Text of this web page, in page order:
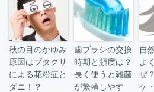
秋の目のかゆみ
原因はブタクサ
による花粉症と
ダニ！？
歯ブラシの交換
時期と頻度は？
長く使うと雑菌
が繁殖しやす
自
よ
ぜ
ケ